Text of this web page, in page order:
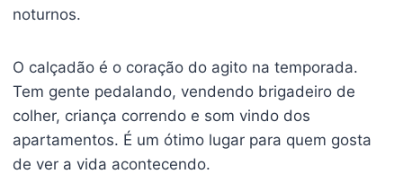
noturnos.
O calçadão é o coração do agito na temporada.
Tem gente pedalando, vendendo brigadeiro de
colher, criança correndo e som vindo dos
apartamentos. É um ótimo lugar para quem gosta
de ver a vida acontecendo.